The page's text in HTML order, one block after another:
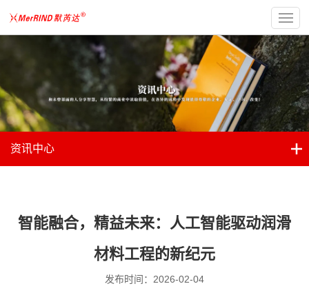
资讯中心
智能融合，精益未来：人工智能驱动润滑
材料工程的新纪元
发布时间：2026-02-04